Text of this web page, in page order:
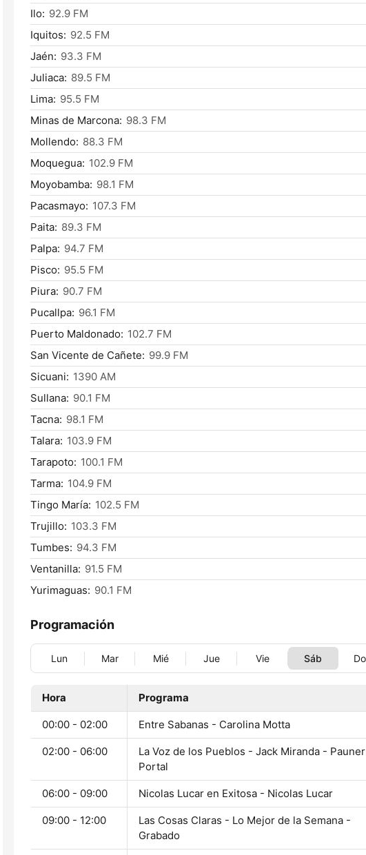
Ilo: 92.9 FM
Iquitos: 92.5 FM
Jaén: 93.3 FM
Juliaca: 89.5 FM
Lima: 95.5 FM
Minas de Marcona: 98.3 FM
Mollendo: 88.3 FM
Moquegua: 102.9 FM
Moyobamba: 98.1 FM
Pacasmayo: 107.3 FM
Paita: 89.3 FM
Palpa: 94.7 FM
Pisco: 95.5 FM
Piura: 90.7 FM
Pucallpa: 96.1 FM
Puerto Maldonado: 102.7 FM
San Vicente de Cañete: 99.9 FM
Sicuani: 1390 AM
Sullana: 90.1 FM
Tacna: 98.1 FM
Talara: 103.9 FM
Tarapoto: 100.1 FM
Tarma: 104.9 FM
Tingo María: 102.5 FM
Trujillo: 103.3 FM
Tumbes: 94.3 FM
Ventanilla: 91.5 FM
Yurimaguas: 90.1 FM
Programación
Lun Mar Mié Jue Vie Sáb
Hora Programa
00:00 - 02:00 Entre Sabanas - Carolina Motta
02:00 - 06:00
La Voz de los Pueblos - Jack Miranda - Pauner
Portal
06:00 - 09:00 Nicolas Lucar en Exitosa - Nicolas Lucar
09:00 - 12:00
Las Cosas Claras - Lo Mejor de la Semana -
Grabado